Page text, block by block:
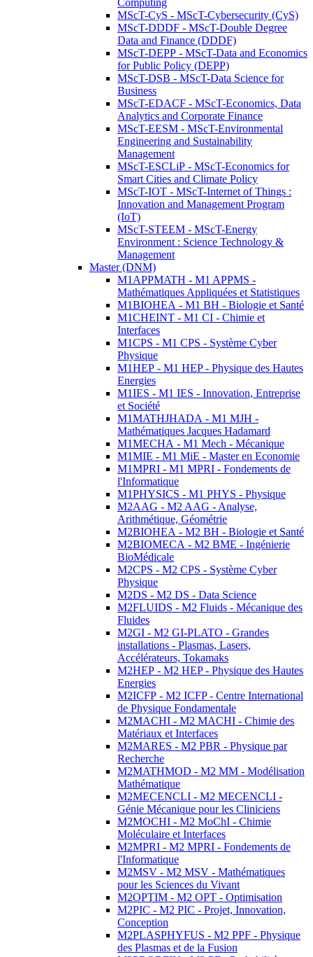
Computing
MScT-CyS - MScT-Cybersecurity (CyS)
MScT-DDDF - MScT-Double Degree
Data and Finance (DDDF)
MScT-DEPP - MScT-Data and Economics
for Public Policy (DEPP)
MScT-DSB - MScT-Data Science for
Business
MScT-EDACF - MScT-Economics, Data
Analytics and Corporate Finance
MScT-EESM - MScT-Environmental
Engineering and Sustainability
Management
MScT-ESCLiP - MScT-Economics for
Smart Cities and Climate Policy
MScT-IOT - MScT-Internet of Things :
Innovation and Management Program
(IoT)
MScT-STEEM - MScT-Energy
Environment : Science Technology &
Management
Master (DNM)
M1APPMATH - M1 APPMS -
Mathématiques Appliquées et Statistiques
M1BIOHEA - M1 BH - Biologie et Santé
M1CHEINT - M1 CI - Chimie et
Interfaces
M1CPS - M1 CPS - Système Cyber
Physique
M1HEP - M1 HEP - Physique des Hautes
Energies
M1IES - M1 IES - Innovation, Entreprise
et Société
M1MATHJHADA - M1 MJH -
Mathématiques Jacques Hadamard
M1MECHA - M1 Mech - Mécanique
M1MIE - M1 MiE - Master en Economie
M1MPRI - M1 MPRI - Fondements de
l'Informatique
M1PHYSICS - M1 PHYS - Physique
M2AAG - M2 AAG - Analyse,
Arithmétique, Géométrie
M2BIOHEA - M2 BH - Biologie et Santé
M2BIOMECA - M2 BME - Ingénierie
BioMédicale
M2CPS - M2 CPS - Système Cyber
Physique
M2DS - M2 DS - Data Science
M2FLUIDS - M2 Fluids - Mécanique des
Fluides
M2GI - M2 GI-PLATO - Grandes
installations - Plasmas, Lasers,
Accélérateurs, Tokamaks
M2HEP - M2 HEP - Physique des Hautes
Energies
M2ICFP - M2 ICFP - Centre International
de Physique Fondamentale
M2MACHI - M2 MACHI - Chimie des
Matériaux et Interfaces
M2MARES - M2 PBR - Physique par
Recherche
M2MATHMOD - M2 MM - Modélisation
Mathématique
M2MECENCLI - M2 MECENCLI -
Génie Mécanique pour les Cliniciens
M2MOCHI - M2 MoChI - Chimie
Moléculaire et Interfaces
M2MPRI - M2 MPRI - Fondements de
l'Informatique
M2MSV - M2 MSV - Mathématiques
pour les Sciences du Vivant
M2OPTIM - M2 OPT - Optimisation
M2PIC - M2 PIC - Projet, Innovation,
Conception
M2PLASPHYFUS - M2 PPF - Physique
des Plasmas et de la Fusion